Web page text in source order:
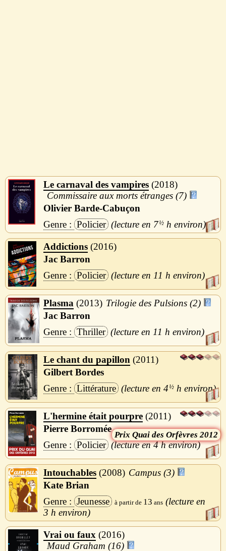
Le carnaval des vampires 2018
Commissaire aux morts étranges (7)
Olivier Barde-Cabuçon
Policier
7½ h
Addictions 2016
Jac Barron
Policier
11 h
Plasma 2013
Trilogie des Pulsions (2)
Jac Barron
Thriller
11 h
Le chant du papillon
2011
Gilbert Bordes
Littérature
4½ h
L'hermine était pourpre 2011
Quai des Orfèvres 2012
Pierre Borromée
Policier
4 h
Intouchables 2008
Campus (3)
Kate Brian
Jeunesse
13
3 h
Vrai ou faux
2016
Maud Graham (16)